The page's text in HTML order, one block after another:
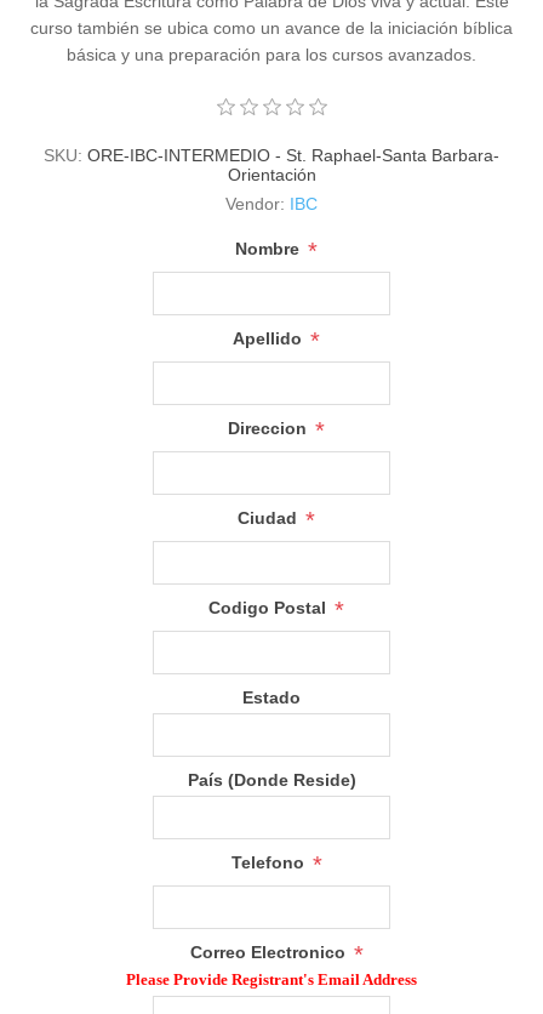
curso también se ubica como un avance de la iniciación bíblica
básica y una preparación para los cursos avanzados.
SKU: ORE-IBC-INTERMEDIO - St. Raphael-Santa Barbara-
Orientación
Vendor: IBC
Nombre *
Apellido *
Direccion *
Ciudad *
Codigo Postal *
Estado
País (Donde Reside)
Telefono *
Correo Electronico *
Please Provide Registrant's Email Address